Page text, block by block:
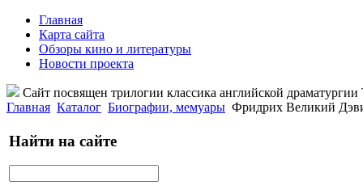
Главная
Карта сайта
Обзоры кино и литературы
Новости проекта
Сайт посвящен трилогии классика английской
Главная Каталог Биографии, мемуары Фридрих Великий
Найти на сайте